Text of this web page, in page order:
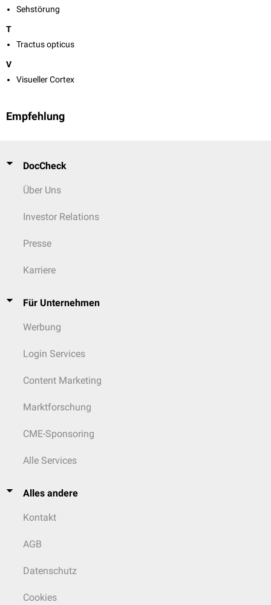
Sehstörung
T
Tractus opticus
V
Visueller Cortex
Empfehlung
DocCheck
Über Uns
Investor Relations
Presse
Karriere
Für Unternehmen
Werbung
Login Services
Content Marketing
Marktforschung
CME-Sponsoring
Alle Services
Alles andere
Kontakt
AGB
Datenschutz
Cookies